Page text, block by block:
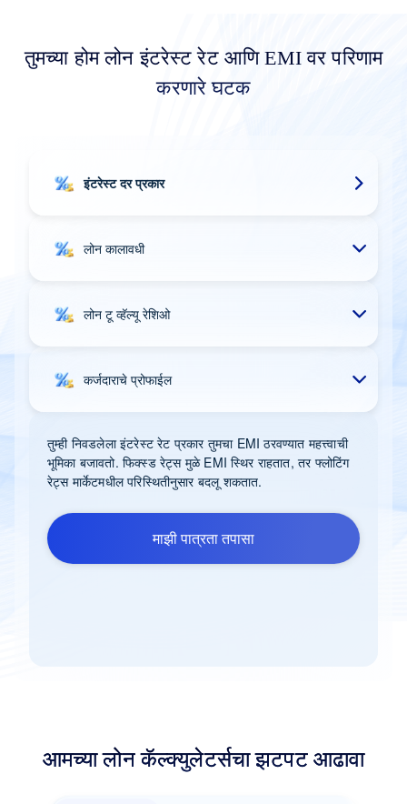
तुमच्या होम लोन इंटरेस्ट रेट आणि EMI वर परिणाम
करणारे घटक
इंटरेस्ट दर प्रकार
लोन कालावधी
लोन टू व्हॅल्यू रेशिओ
कर्जदाराचे प्रोफाईल
तुम्ही निवडलेला इंटरेस्ट रेट प्रकार तुमचा EMI ठरवण्यात महत्त्वाची
भूमिका बजावतो. फिक्स्ड रेट्स मुळे EMI स्थिर राहतात, तर फ्लोटिंग
रेट्स मार्केटमधील परिस्थितीनुसार बदलू शकतात.
माझी पात्रता तपासा
आमच्या लोन कॅल्क्युलेटर्सचा झटपट आढावा